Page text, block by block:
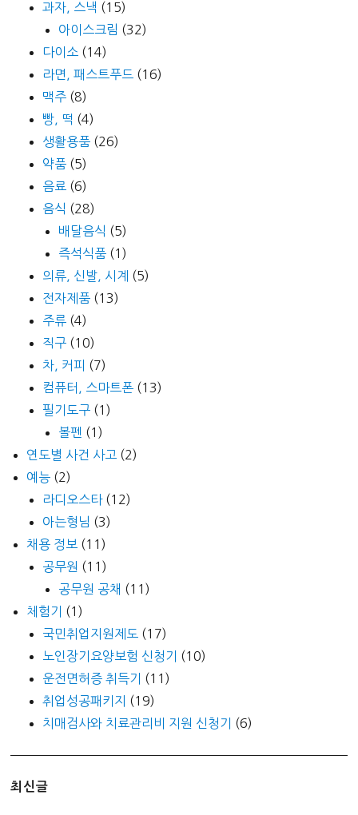
과자, 스낵 (15)
아이스크림 (32)
다이소 (14)
라면, 패스트푸드 (16)
맥주 (8)
빵, 떡 (4)
생활용품 (26)
약품 (5)
음료 (6)
음식 (28)
배달음식 (5)
즉석식품 (1)
의류, 신발, 시계
(5)
전자제품 (13)
주류 (4)
직구 (10)
차, 커피 (7)
컴퓨터, 스마트폰 (13)
필기도구 (1)
볼펜 (1)
연도별 사건 사고 (2)
예능 (2)
라디오스타(12)
아는형님 (3)
채용 정보 (11)
공무원 (11)
공무원 공채 (11)
체험기
(1)
국민취업지원제도 (17)
노인장기요양보험 신청기
(10)
운전면허증 취득기
(11)
취업성공패키지
(19)
치매검사와 치료관리비 지원 신청기
(6)
최신글